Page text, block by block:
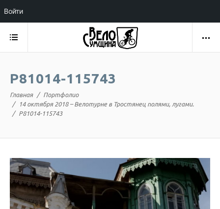
P81014-115743
Главная
Портфолио
14 октября 2018 – Велотурне в Тростянец полями, лугами.
P81014-115743
Войти